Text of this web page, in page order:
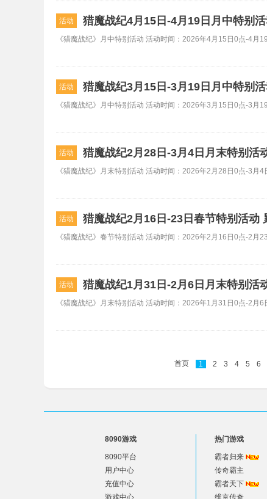
活动 猎魔战纪4月15日-4月19日月中特别
《猎魔战纪》月中特别活动 活动时间：2026年4月15日0点-4月
活动 猎魔战纪3月15日-3月19日月中特别
《猎魔战纪》月中特别活动 活动时间：2026年3月15日0点-3月
活动 猎魔战纪2月28日-3月4日月末特别活
《猎魔战纪》月末特别活动 活动时间：2026年2月28日0点-3月
活动 猎魔战纪2月16日-23日春节特别活动
《猎魔战纪》春节特别活动 活动时间：2026年2月16日0点-2月
活动 猎魔战纪1月31日-2月6日月末特别活
《猎魔战纪》月末特别活动 活动时间：2026年1月31日0点-2月
首页 1 2 3 4 5 6
8090游戏
8090平台
用户中心
充值中心
游戏中心
热门游戏
霸者归来
传奇霸主
霸者天下
维京传奇